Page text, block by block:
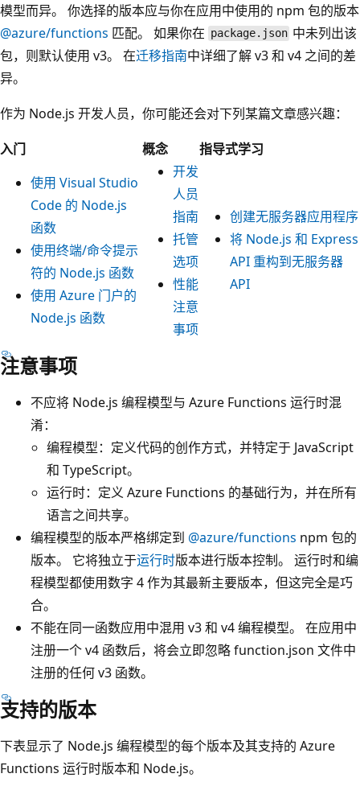
模型而异。 你选择的版本应与你在应用中使用的 npm 包的版本
@azure/functions 匹配。 如果你在 package.json 中未列出该
包，则默认使用 v3。 在迁移指南中详细了解 v3 和 v4 之间的差
异。
作为 Node.js 开发人员，你可能还会对下列某篇文章感兴趣：
入门
概念
指导式学习
使用 Visual Studio
Code 的 Node.js
函数
使用终端/命令提示
符的 Node.js 函数
使用 Azure 门户的
Node.js 函数
开发
人员
指南
托管
选项
性能
注意
事项
创建无服务器应用程序
将 Node.js 和 Express
API 重构到无服务器
API
注意事项
不应将 Node.js 编程模型与 Azure Functions 运行时混
淆：
编程模型：定义代码的创作方式，并特定于 JavaScript
和 TypeScript。
运行时：定义 Azure Functions 的基础行为，并在所有
语言之间共享。
编程模型的版本严格绑定到 @azure/functions npm 包的
版本。 它将独立于运行时版本进行版本控制。 运行时和编
程模型都使用数字 4 作为其最新主要版本，但这完全是巧
合。
不能在同一函数应用中混用 v3 和 v4 编程模型。 在应用中
注册一个 v4 函数后，将会立即忽略 function.json 文件中
注册的任何 v3 函数。
支持的版本
下表显示了 Node.js 编程模型的每个版本及其支持的 Azure
Functions 运行时版本和 Node.js。